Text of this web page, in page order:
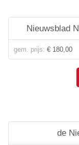
Nieuwsblad
gem. prijs: € 180,00
de